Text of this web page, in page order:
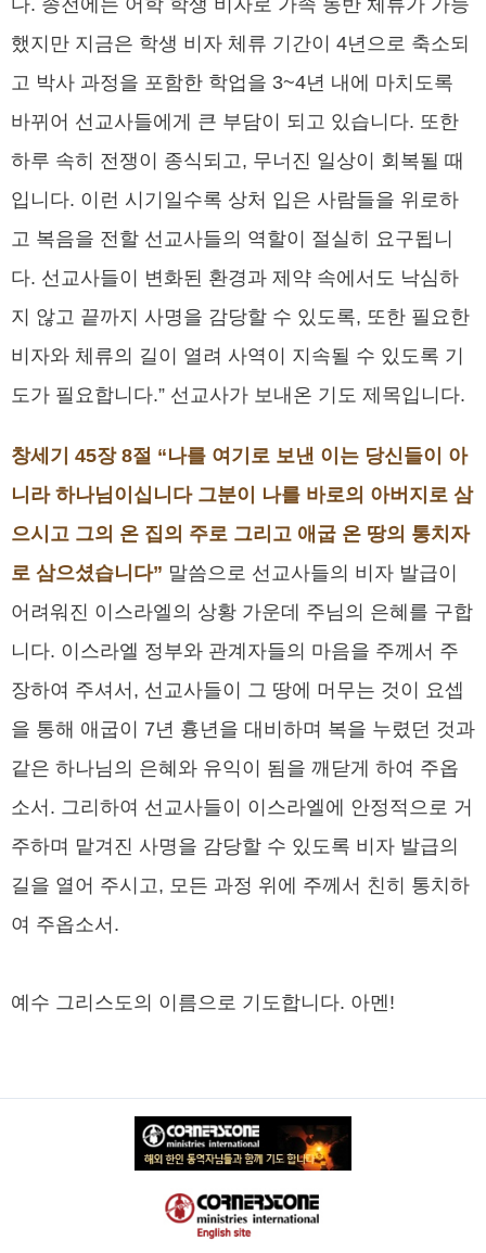
다. 종전에는 어학 학생 비자로 가족 동반 체류가 가능
했지만 지금은 학생 비자 체류 기간이 4년으로 축소되
고 박사 과정을 포함한 학업을 3~4년 내에 마치도록
바뀌어 선교사들에게 큰 부담이 되고 있습니다. 또한
하루 속히 전쟁이 종식되고, 무너진 일상이 회복될 때
입니다. 이런 시기일수록 상처 입은 사람들을 위로하
고 복음을 전할 선교사들의 역할이 절실히 요구됩니
다. 선교사들이 변화된 환경과 제약 속에서도 낙심하
지 않고 끝까지 사명을 감당할 수 있도록, 또한 필요한
비자와 체류의 길이 열려 사역이 지속될 수 있도록 기
도가 필요합니다.” 선교사가 보내온 기도 제목입니다.
창세기 45장 8절 “나를 여기로 보낸 이는 당신들이 아
니라 하나님이십니다 그분이 나를 바로의 아버지로 삼
으시고 그의 온 집의 주로 그리고 애굽 온 땅의 통치자
로 삼으셨습니다” 말씀으로 선교사들의 비자 발급이
어려워진 이스라엘의 상황 가운데 주님의 은혜를 구합
니다. 이스라엘 정부와 관계자들의 마음을 주께서 주
장하여 주셔서, 선교사들이 그 땅에 머무는 것이 요셉
을 통해 애굽이 7년 흉년을 대비하며 복을 누렸던 것과
같은 하나님의 은혜와 유익이 됨을 깨닫게 하여 주옵
소서. 그리하여 선교사들이 이스라엘에 안정적으로 거
주하며 맡겨진 사명을 감당할 수 있도록 비자 발급의
길을 열어 주시고, 모든 과정 위에 주께서 친히 통치하
여 주옵소서.
예수 그리스도의 이름으로 기도합니다. 아멘!